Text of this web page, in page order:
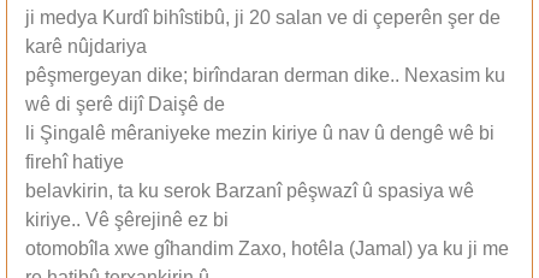
ji medya Kurdî bihîstibû, ji 20 salan ve di çeperên şer de
karê nûjdariya
pêşmergeyan dike; birîndaran derman dike.. Nexasim ku
wê di şerê dijî Daişê de
li Şingalê mêraniyeke mezin kiriye û nav û dengê wê bi
firehî hatiye
belavkirin, ta ku serok Barzanî pêşwazî û spasiya wê
kiriye.. Vê şêrejinê ez bi
otomobîla xwe gîhandim Zaxo, hotêla (Jamal) ya ku ji me